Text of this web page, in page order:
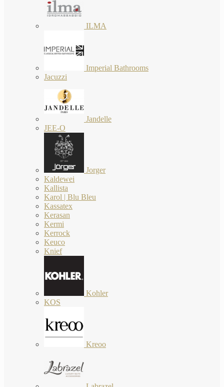
ILMA
Imperial Bathrooms
Jacuzzi
Jandelle
JEE-O
Jorger
Kaldewei
Kallista
Karol | Blu Bleu
Kassatex
Kerasan
Kermi
Kerrock
Keuco
Knief
Kohler
KOS
Kreoo